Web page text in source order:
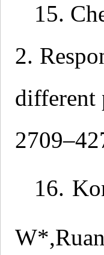
15.
2.
different
16.